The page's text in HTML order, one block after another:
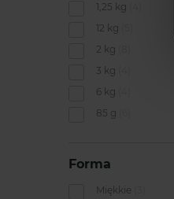
1,25 kg
12 kg
2 kg
3 kg
6 kg
85 g
Forma
Miękkie